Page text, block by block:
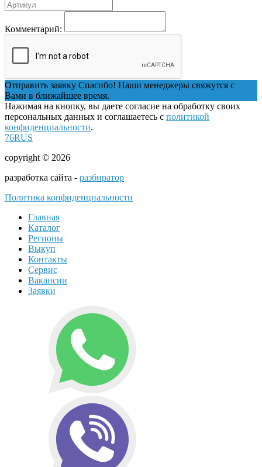
Комментарий:
Отправить заявку Спасибо! Наши менеджеры свяжутся с
Вами в ближайшее время.
Нажимая на кнопку, вы даете согласие на обработку своих
персональных данных и соглашаетесь с политикой
конфиденциальности.
76RUS
copyright © 2026
разработка сайта - разбиратор
Политика конфиденциальности
Главная
Каталог
Регионы
Выкуп
Контакты
Сервис
Вакансии
Заявки